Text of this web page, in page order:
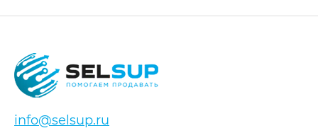
info@selsup.ru